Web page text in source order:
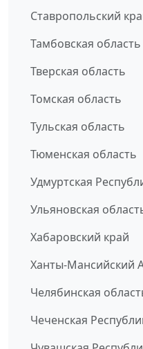
Ставропольский
Тамбовская область
Тверская область
Томская область
Тульская область
Тюменская область
Удмуртская
Ульяновская
Хабаровский край
Ханты-Мансийский
Челябинская
Чеченская